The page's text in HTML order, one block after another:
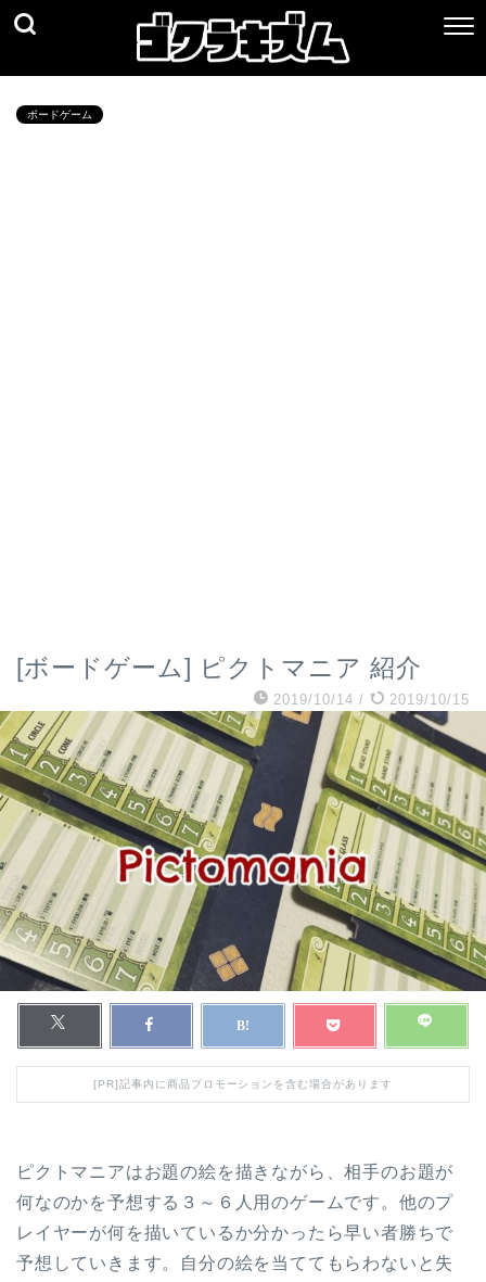
ボードゲーム
[ボードゲーム] ピクトマニア 紹介
2019/10/14 / 2019/10/15
[PR]記事内に商品プロモーションを含む場合があります
ピクトマニアはお題の絵を描きながら、相手のお題が
何なのかを予想する３～６人用のゲームです。他のプ
レイヤーが何を描いているか分かったら早い者勝ちで
予想していきます。自分の絵を当ててもらわないと失